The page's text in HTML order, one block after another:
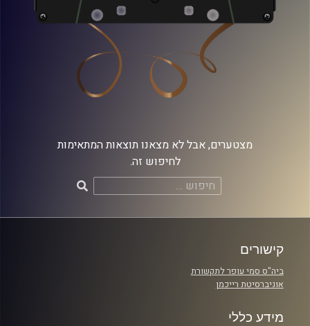
מצטערים, אבל לא מצאנו תוצאות המתאימות
לחיפוש זה.
חיפוש:
קישורים
ביה"ס סמי עופר לתקשורת
אוניברסיטת רייכמן
מידע כללי